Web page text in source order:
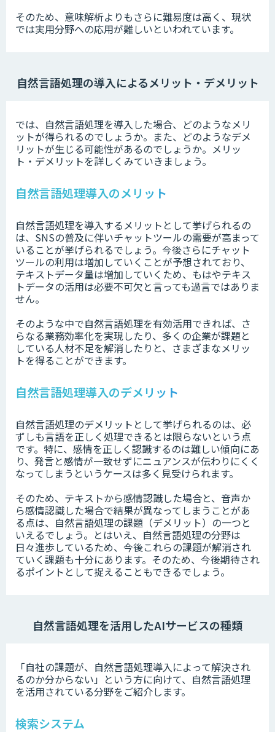
そのため、意味解析よりもさらに難易度は高く、現状
では実用分野への応用が難しいといわれています。
自然言語処理の導入によるメリット・デメリット
では、自然言語処理を導入した場合、どのようなメリ
ットが得られるのでしょうか。また、どのようなデメ
リットが生じる可能性があるのでしょうか。メリッ
ト・デメリットを詳しくみていきましょう。
自然言語処理導入のメリット
自然言語処理を導入するメリットとして挙げられるの
は、SNSの普及に伴いチャットツールの需要が高まって
いることが挙げられるでしょう。今後さらにチャット
ツールの利用は増加していくことが予想されており、
テキストデータ量は増加していくため、もはやテキス
トデータの活用は必要不可欠と言っても過言ではありま
せん。
そのような中で自然言語処理を有効活用できれば、さ
らなる業務効率化を実現したり、多くの企業が課題と
している人材不足を解消したりと、さまざまなメリッ
トを得ることができます。
自然言語処理導入のデメリット
自然言語処理のデメリットとして挙げられるのは、必
ずしも言語を正しく処理できるとは限らないという点
です。特に、感情を正しく認識するのは難しい傾向にあ
り、発言と感情が一致せずにニュアンスが伝わりにくく
なってしまうというケースは多く見受けられます。
そのため、テキストから感情認識した場合と、音声か
ら感情認識した場合で結果が異なってしまうことがあ
る点は、自然言語処理の課題（デメリット）の一つと
いえるでしょう。とはいえ、自然言語処理の分野は
日々進歩しているため、今後これらの課題が解消され
ていく課題も十分にあります。そのため、今後期待され
るポイントとして捉えることもできるでしょう。
自然言語処理を活用したAIサービスの種類
「自社の課題が、自然言語処理導入によって解決され
るのか分からない」という方に向けて、自然言語処理
を活用されている分野をご紹介します。
検索システム